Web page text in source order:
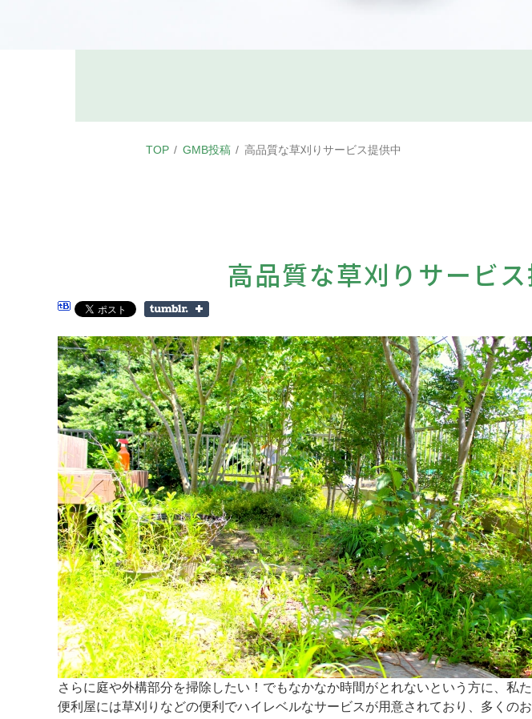
TOP GMB投稿 高品質な草刈りサービス提供中
高品質な草刈りサービ
さらに庭や外構部分を掃除したい！でもなかなか時間がとれないという方に、私
便利屋には草刈りなどの便利でハイレベルなサービスが用意されており、多くの